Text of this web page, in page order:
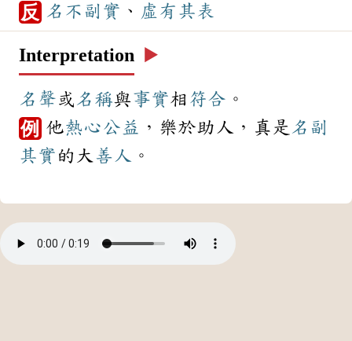
反 名不副實 、 虛有其表
Interpretation ▶️
名聲 或 名稱與事實相 符合 。
例 他熱心公益 ，樂於助人，真是 名副
其實 的大 善人 。